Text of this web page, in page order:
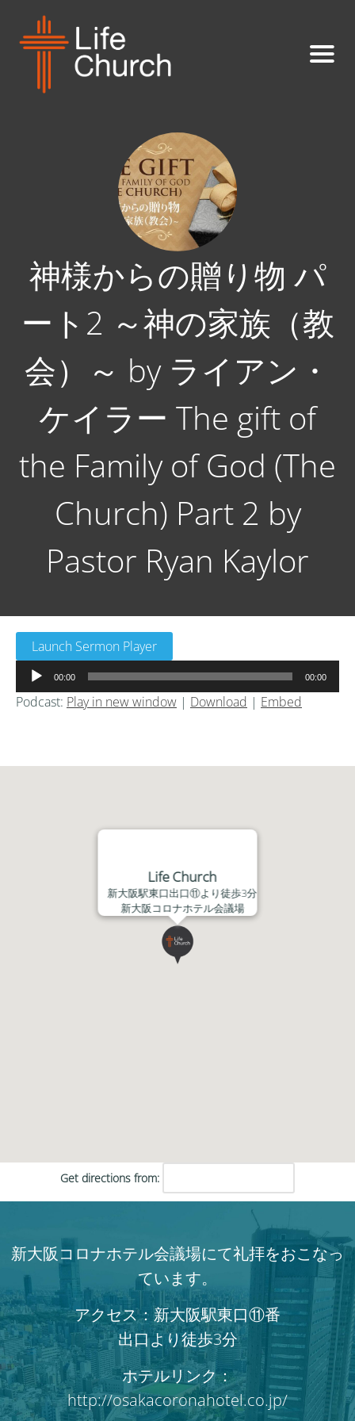
神様からの贈り物 パ
ート2 ～神の家族（教
会）～ by ライアン・
ケイラー The gift of
the Family of God (The
Church) Part 2 by
Pastor Ryan Kaylor
Launch Sermon Player
声
プ
ヤ
00:00 00:00
Podcast: Play in new window | Download | Embed
Life Church
新大阪駅東口出口⑪より徒歩3分
新大阪コロナホテル会議場
Get directions from:
新大阪コロナホテル会議場にて礼拝をおこなっ
ています。
アクセス：新大阪駅東口⑪番
出口より徒歩3分
ホテルリンク：
http://osakacoronahotel.co.jp/